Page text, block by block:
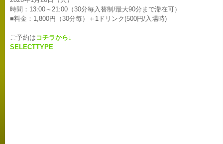
時間：13:00～21:00（30分毎入替制/最大90分まで滞在可）
■料金：1,800円（30分毎）＋1ドリンク(500円/入場時)
ご予約は コチラから↓
SELECTTYPE